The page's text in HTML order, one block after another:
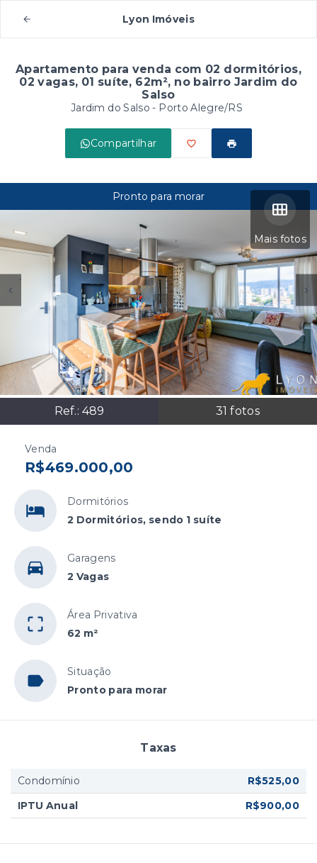
Lyon Imóveis
Apartamento para venda com 02 dormitórios,
02 vagas, 01 suíte, 62m², no bairro Jardim do
Salso
Jardim do Salso - Porto Alegre/RS
Compartilhar
Mais fotos
Ref.: 489 31 fotos
Pronto para morar
Venda
R$469.000,00
Dormitórios
2 Dormitórios, sendo 1 suíte
Garagens
2 Vagas
Área Privativa
62 m²
Situação
Pronto para morar
Taxas
Condomínio
R$525,00
IPTU Anual
R$900,00